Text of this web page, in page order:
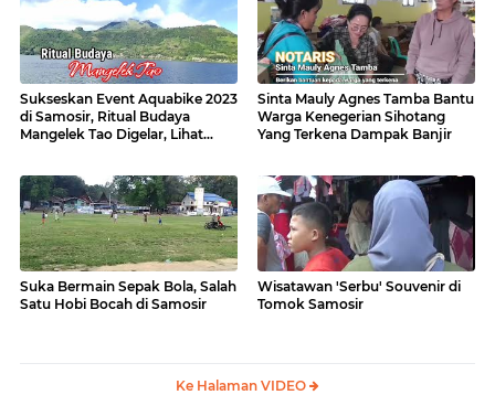
Sukseskan Event Aquabike 2023
di Samosir, Ritual Budaya
Mangelek Tao Digelar, Lihat
Sinta Mauly Agnes Tamba Bantu
Warga Kenegerian Sihotang
Yang Terkena Dampak Banjir
Suka Bermain Sepak Bola, Salah
Satu Hobi Bocah di Samosir
Wisatawan 'Serbu' Souvenir di
Tomok Samosir
Ke Halaman VIDEO